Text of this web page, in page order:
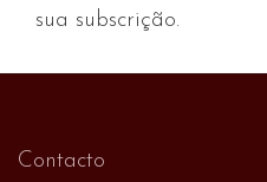
sua subscrição.
Contacto